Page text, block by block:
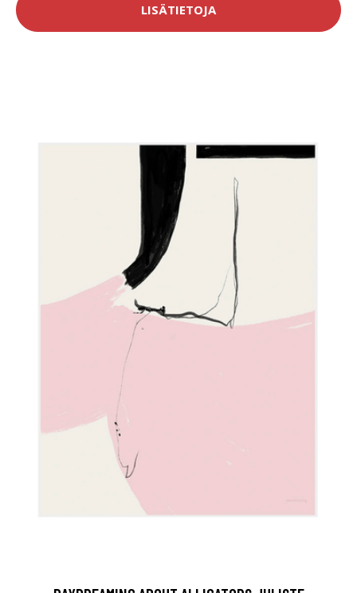
LISÄTIETOJA